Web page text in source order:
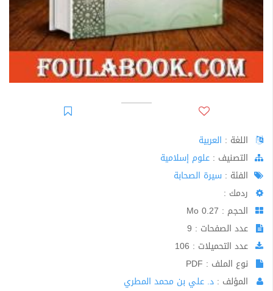
اللغة : العربية
اﻟﺘﺼﻨﻴﻒ : علوم إسلامية
الفئة : سيرة الصحابة
ردمك :
الحجم : 0.27 Mo
عدد الصفحات : 9
عدد التحميلات : 106
نوع الملف : PDF
المؤلف : د. علي بن محمد المطري